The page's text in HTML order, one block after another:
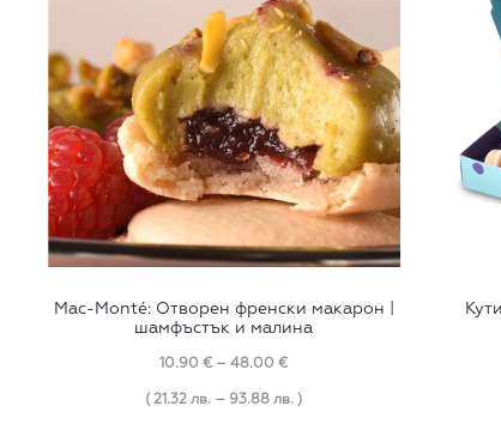
product
has
multiple
Mac-Monté: Отворен френски макарон |
шамфъстък и малина
10.90€ – 48.00€Price
range:
( 21.32 лв. – 93.88 лв. )